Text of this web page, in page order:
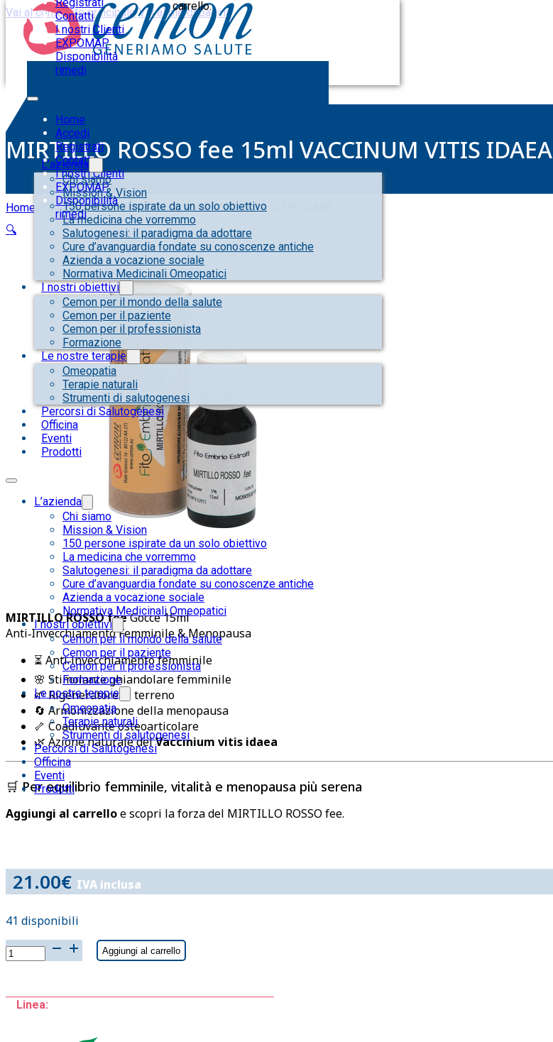
Vai al contenuto principale Vai al piè di pagina
Contatti
I nostri Clienti
EXPOMAP
Disponibilità
rimedi
Home
Accedi
Registrati
Contatti
I nostri Clienti
EXPOMAP
Disponibilità
rimedi
carrello.
L’azienda
Chi siamo
Mission & Vision
150 persone ispirate da un solo obiettivo
La medicina che vorremmo
Salutogenesi: il paradigma da adottare
Cure d’avanguardia fondate su conoscenze antiche
Azienda a vocazione sociale
Normativa Medicinali Omeopatici
I nostri obiettivi
Cemon per il mondo della salute
Cemon per il paziente
Cemon per il professionista
Formazione
Le nostre terapie
Omeopatia
Terapie naturali
Strumenti di salutogenesi
Percorsi di Salutogenesi
Officina
Eventi
Prodotti
L’azienda
Chi siamo
Mission & Vision
150 persone ispirate da un solo obiettivo
La medicina che vorremmo
Salutogenesi: il paradigma da adottare
Cure d’avanguardia fondate su conoscenze antiche
Azienda a vocazione sociale
Normativa Medicinali Omeopatici
I nostri obiettivi
Cemon per il mondo della salute
Cemon per il paziente
Cemon per il professionista
Formazione
Le nostre terapie
Omeopatia
Terapie naturali
Strumenti di salutogenesi
Percorsi di Salutogenesi
Officina
Eventi
Prodotti
MIRTILLO ROSSO fee 15ml VACCINUM VITIS IDAEA
Home Varie/MIRTILLO ROSSO fee 15ml VACCINUM VITIS IDAEA
🔍
MIRTILLO ROSSO feeGocce 15ml
Anti‑Invecchiamento Femminile & Menopausa
⏳ Anti‑invecchiamento femminile
🌸 Stimolante ghiandolare femminile
🌱 Rigeneratore di terreno
🔄 Armonizzazione della menopausa
🦴 Coadiuvante osteoarticolare
🌿 Azione naturale delVaccinium vitis idaea
🛒 Per equilibrio femminile, vitalità e menopausa più serena
Aggiungi al carrelloe scopri la forza del MIRTILLO ROSSO fee.
21.00€ IVA inclusa
41 disponibili
MIRTILLO
ROSSO
15ml
VACCINUM
Aggiungi al carrello
Linea: